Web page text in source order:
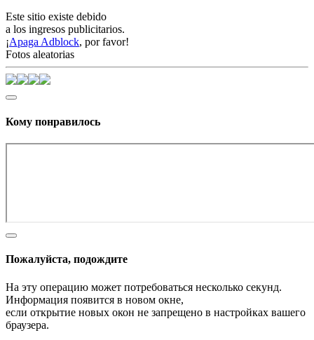
Este sitio existe debido
a los ingresos publicitarios.
¡Apaga Adblock, por favor!
Fotos aleatorias
Кому понравилось
Пожалуйста, подождите
На эту операцию может потребоваться несколько секунд.
Информация появится в новом окне,
если открытие новых окон не запрещено в настройках вашего
браузера.